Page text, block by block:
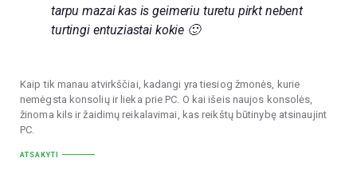
tarpu mazai kas is geimeriu turetu pirkt nebent
turtingi entuziastai kokie 🙂
Kaip tik manau atvirkščiai, kadangi yra tiesiog žmonės, kurie
nemėgsta konsolių ir lieka prie PC. O kai išeis naujos konsolės,
žinoma kils ir žaidimų reikalavimai, kas reikštų būtinybę atsinaujint
PC.
ATSAKYTI